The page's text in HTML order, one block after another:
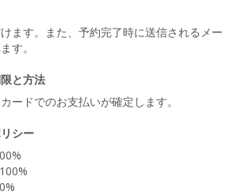
ます。また、予約完了時に送信されるメー
す。
と方法
ードでのお支払いが確定します。
シー